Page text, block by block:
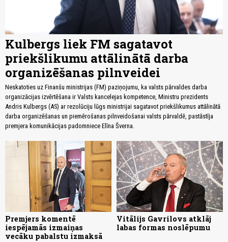
Kulbergs liek FM sagatavot
priekšlikumu attālinātā darba
organizēšanas pilnveidei
Neskatoties uz Finanšu ministrijas (FM) paziņojumu, ka valsts pārvaldes darba
organizācijas izvērtēšana ir Valsts kancelejas kompetence, Ministru prezidents
Andris Kulbergs (AS) ar rezolūciju lūgs ministrijai sagatavot priekšlikumus attālinātā
darba organizēšanas un piemērošanas pilnveidošanai valsts pārvaldē, pastāstīja
premjera komunikācijas padomniece Elīna Šverna.
Premjers komentē
iespējamās izmaiņas
vecāku pabalstu izmaksā
Vitālijs Gavrilovs atklāj
labas formas noslēpumu